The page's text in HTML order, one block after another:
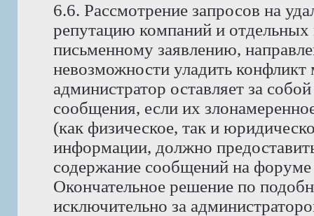
6.6. Рассмотрение запросов на
репутацию компаний и отдельных
письменному заявлению,
невозможности уладить
администратор оставляет за
сообщения, если их
(как физическое, так и
информации, должно
содержание сообщений на форуме
Окончательное решение по
исключительно за